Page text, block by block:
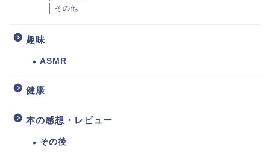
その他
趣味
ASMR
健康
本の感想・レビュー
その後